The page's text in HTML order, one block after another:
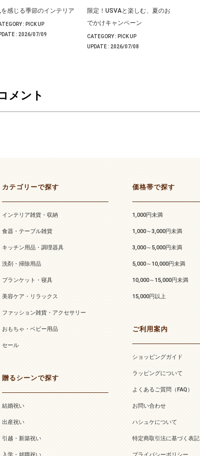
感じる季節のインテリア
: PICK UP
: 2026/07/09
限定！USVAと楽しむ、夏のお
でかけキャンペーン
CATEGORY : PICK UP
UPDATE : 2026/07/08
メント
カテゴリーで探す
インテリア雑貨・収納
食器・テーブル雑貨
キッチン用品・調理器具
洗剤・掃除用品
ブランケット・寝具
美容ケア・リラックス
ファッション雑貨・アクセサリー
おもちゃ・ベビー用品
セール
贈るシーンで探す
結婚祝い
出産祝い
引越・新築祝い
価格帯で探す
1,000円未満
1,000～3,000円未満
3,000～5,000円未満
5,000～10,000円未満
10,000～15,000円未満
15,000円以上
ご利用案内
ショッピングガイド
ラッピングについて
よくあるご質問（FAQ）
お問い合わせ
ハシュケについて
特定商取引法に基づく表記